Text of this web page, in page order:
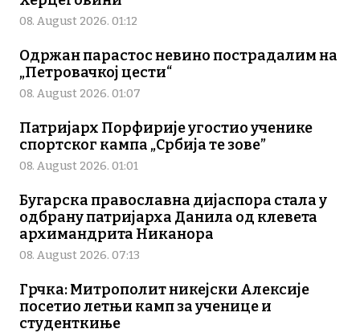
08. August 2026. 01:12
Одржан парастос невино пострадалим на
„Петровачкој цести“
08. August 2026. 01:07
Патријарх Порфирије угостио ученике
спортског кампа „Србија те зове”
08. August 2026. 01:01
Бугарска православна дијаспора стала у
одбрану патријарха Данила од клевета
архимандрита Никанора
08. August 2026. 07:13
Грчка: Митрополит никејски Алексије
посетио летњи камп за ученице и
студенткиње